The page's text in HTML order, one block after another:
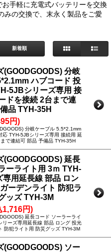
手軽に充電式バッテリーを交換
みの交換で、末永く製品をご愛
新着順
(GOODGOODS) 分岐
ハブコード 投
5JBシリーズ専用 接
ドを接続 2台まで連
品 TYH-35H
円)
分岐ケーブル 5.5*2.1mm
応 TYH-5JBシリーズ専用 接続用 延
で連結可 部品 予備品 TYH-35H
(GOODGOODS) 延長
ーライト用 3ｍ TYH-
用延長線 部品 ロン
ーデンライト 防犯ラ
ッズ TYH-3M
1,716円)
延長コード ソーラーライ
リーズ専用延長線 部品 ロング 投光
防犯ライト用 防災グッズ TYH-3M
(GOODGOODS) ソー